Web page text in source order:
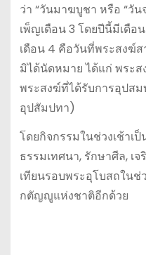
ว่า “วันมาฆบูชา หรือ “วั
เพ็ญเดือน 3 โดยปีนี้มีเดือ
เดือน 4 คือวันที่พระสงฆ์
มิได้นัดหมาย ได้แก่ พระ
พระสงฆ์ที่ได้รับการอุปส
อุปสัมปทา)
โดยกิจกรรมในช่วงเช้าเ
ธรรมเทศนา, รักษาศีล, เ
เทียนรอบพระอุโบสถในช่
กตัญญูแห่งชาติอีกด้วย